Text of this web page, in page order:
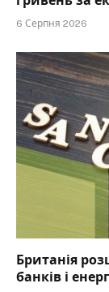
6 Серпня 2026
Британія
банків і